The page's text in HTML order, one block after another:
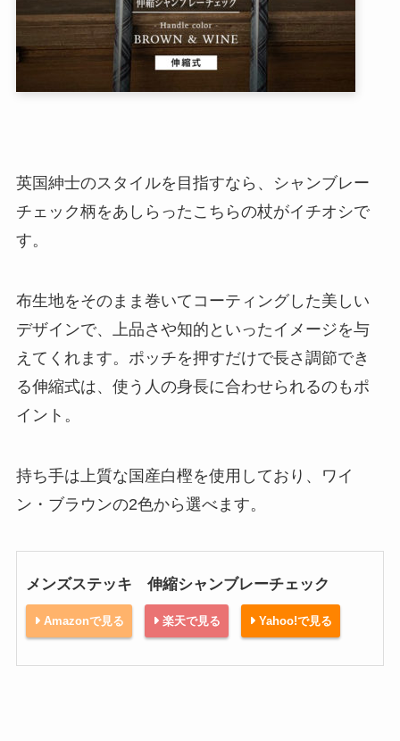
英国紳士のスタイルを目指すなら、シャンブレー
チェック柄をあしらったこちらの杖がイチオシで
す。
布生地をそのまま巻いてコーティングした美しい
デザインで、上品さや知的といったイメージを与
えてくれます。ポッチを押すだけで長さ調節でき
る伸縮式は、使う人の身長に合わせられるのもポ
イント。
持ち手は上質な国産白樫を使用しており、ワイ
ン・ブラウンの2色から選べます。
メンズステッキ 伸縮シャンブレーチェック
Amazonで見る 楽天で見る Yahoo!で見る